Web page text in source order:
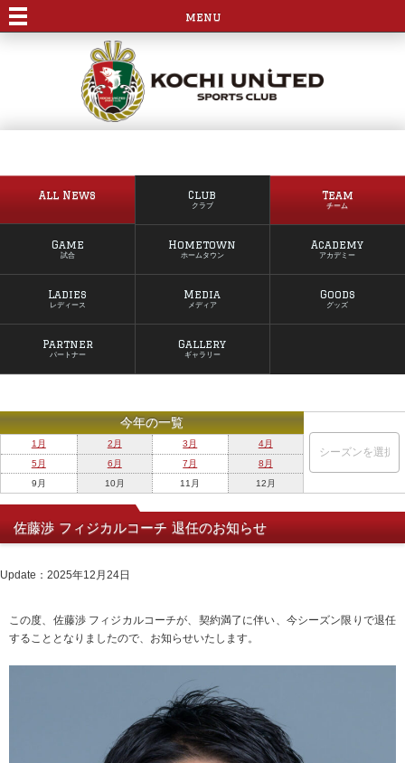
menu
All News Club
クラブ
Team
チーム
Game
試合
Hometown
ホームタウン
Academy
アカデミー
Ladies
レディース
Media
メディア
Goods
グッズ
Partner
パートナー
Gallery
ギャラリー
今年の一覧
1月 2月 3月
4月
5月
6月 7月
8月
9月
10月 11月 12月
佐藤渉 フィジカルコーチ 退任のお知らせ
Update：2025年12月24日
この度、佐藤渉 フィジカルコーチが、契約満了に伴い、今シーズン限りで退任
することとなりましたので、お知らせいたします。